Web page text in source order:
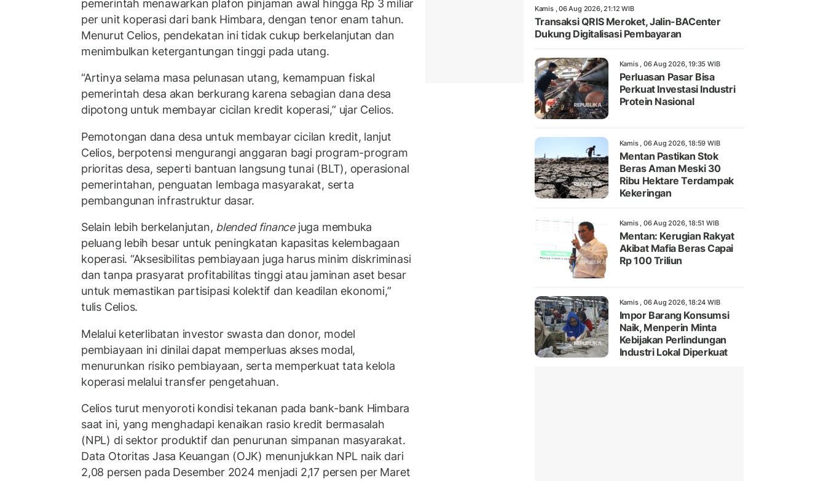
pemerintah menawarkan plafon pinjaman awal hingga Rp 3 miliar
per unit koperasi dari bank Himbara, dengan tenor enam tahun.
Menurut Celios, pendekatan ini tidak cukup berkelanjutan dan
menimbulkan ketergantungan tinggi pada utang.
“Artinya selama masa pelunasan utang, kemampuan fiskal
pemerintah desa akan berkurang karena sebagian dana desa
dipotong untuk membayar cicilan kredit koperasi,” ujar Celios.
Pemotongan dana desa untuk membayar cicilan kredit, lanjut
Celios, berpotensi mengurangi anggaran bagi program-program
prioritas desa, seperti bantuan langsung tunai (BLT), operasional
pemerintahan, penguatan lembaga masyarakat, serta
pembangunan infrastruktur dasar.
Selain lebih berkelanjutan, blended financejuga membuka
peluang lebih besar untuk peningkatan kapasitas kelembagaan
koperasi. “Aksesibilitas pembiayaan juga harus minim diskriminasi
dan tanpa prasyarat profitabilitas tinggi atau jaminan aset besar
untuk memastikan partisipasi kolektif dan keadilan ekonomi,”
tulis Celios.
Melalui keterlibatan investor swasta dan donor, model
pembiayaan ini dinilai dapat memperluas akses modal,
menurunkan risiko pembiayaan, serta memperkuat tata kelola
koperasi melalui transfer pengetahuan.
Celios turut menyoroti kondisi tekanan pada bank-bank Himbara
saat ini, yang menghadapi kenaikan rasio kredit bermasalah
(NPL) di sektor produktif dan penurunan simpanan masyarakat.
Data Otoritas Jasa Keuangan (OJK) menunjukkan NPL naik dari
2,08 persen pada Desember 2024 menjadi 2,17 persen per Maret
Kamis , 06 Aug 2026, 21:12 WIB
Transaksi QRIS Meroket, Jalin-BACenter
Dukung Digitalisasi Pembayaran
Kamis , 06 Aug 2026, 19:35 WIB
Perluasan Pasar Bisa
Perkuat Investasi Industri
Protein Nasional
Kamis , 06 Aug 2026, 18:59 WIB
Mentan Pastikan Stok
Beras Aman Meski 30
Ribu Hektare Terdampak
Kekeringan
Kamis , 06 Aug 2026, 18:51 WIB
Mentan: Kerugian Rakyat
Akibat Mafia Beras Capai
Rp 100 Triliun
Kamis , 06 Aug 2026, 18:24 WIB
Impor Barang Konsumsi
Naik, Menperin Minta
Kebijakan Perlindungan
Industri Lokal Diperkuat